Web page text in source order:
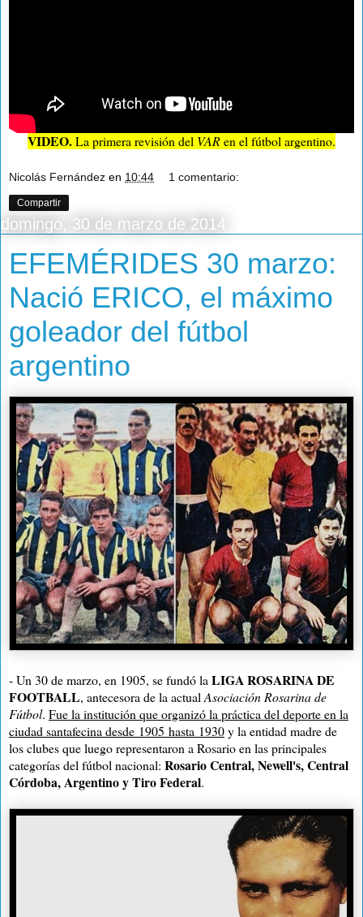
VIDEO.La primera revisión del VARen el fútbol argentino.
Nicolás Fernández en 10:44 1 comentario:
Compartir
domingo, 30 de marzo de 2014
EFEMÉRIDES 30 marzo:
Nació ERICO, el máximo
goleador del fútbol
argentino
- Un 30 de marzo, en 1905, se fundó laLIGA ROSARINA DE
FOOTBALL, antecesora de la actualAsociación Rosarina de
Fútbol. Fue la institución que organizó la práctica del deporte en la
ciudad santafecina desde 1905 hasta 1930y la entidad madre de
los clubes que luego representaron a Rosario en las principales
categorías del fútbol nacional: Rosario Central, Newell's, Central
Córdoba, Argentino y Tiro Federal.